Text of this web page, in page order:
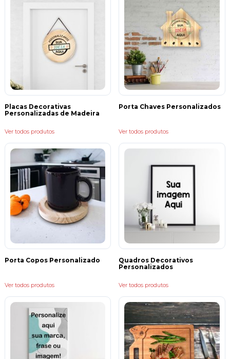
Placas Decorativas
Personalizadas de Madeira
Ver todos produtos
Porta Chaves Personalizados
Ver todos produtos
Porta Copos Personalizado
Ver todos produtos
Quadros Decorativos
Personalizados
Ver todos produtos